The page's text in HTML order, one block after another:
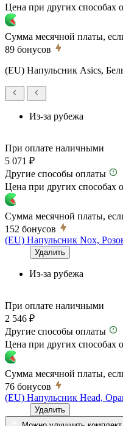
Цена при других способах
Сумма месячной платы,
89 бонусов
(EU) Напульсник Asics,
Из-за рубежа
При оплате наличными
5 071 ₽
Другие способы оплаты
Цена при других способах
Сумма месячной платы,
152 бонусов
(EU) Напульсник Nox,
Удалить
Из-за рубежа
При оплате наличными
2 546 ₽
Другие способы оплаты
Цена при других способах
Сумма месячной платы,
76 бонусов
(EU) Напульсник Head,
Удалить